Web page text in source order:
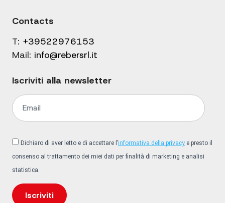
Contacts
T: +39522976153
Mail: info@rebersrl.it
Iscriviti alla newsletter
Dichiaro di aver letto e di accettare l’informativa della privacy e presto il
consenso al trattamento dei miei dati per finalità di marketing e analisi
statistica.
Iscriviti